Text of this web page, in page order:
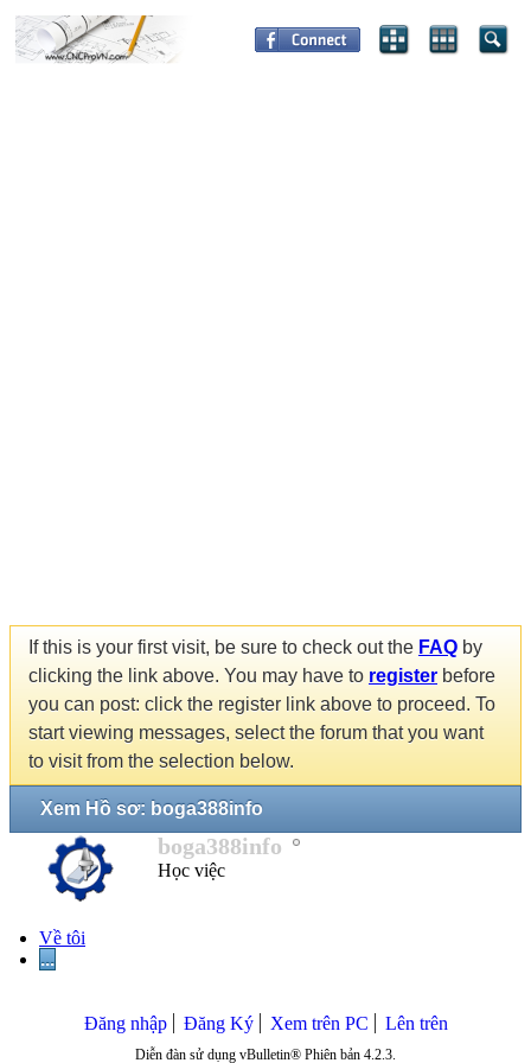
If this is your first visit, be sure to check out the FAQ by
clicking the link above. You may have to register before
you can post: click the register link above to proceed. To
start viewing messages, select the forum that you want
to visit from the selection below.
Xem Hồ sơ: boga388info
boga388info
Học việc
Về tôi
...
Đăng nhập Đăng Ký Xem trên PC Lên trên
Diễn đàn sử dụng vBulletin® Phiên bản 4.2.3.